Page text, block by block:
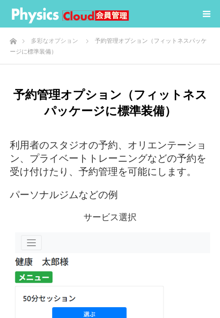
ホーム多彩なオプション
予約管理オプション（フィットネスパッケ
ージに標準装備）
予約管理オプション（フィットネス
パッケージに標準装備）
利用者のスタジオの予約、オリエンテーショ
ン、プライベートトレーニングなどの予約を
受け付けたり、予約管理を可能にします。
パーソナルジムなどの例
サービス選択